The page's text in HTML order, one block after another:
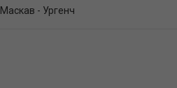
Маскав - Ургенч